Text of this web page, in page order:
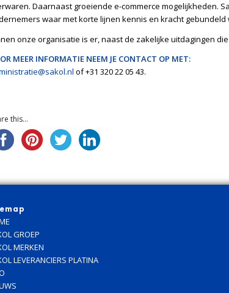
Daarnaast groeiende e-commerce mogelijkheden.
waar met korte lijnen kennis en kracht gebundeld
onze organisatie is er, naast de zakelijke uitdagingen
MEER INFORMATIE NEEM JE CONTACT OP MET:
of +31 320 22 05 43.
this...
GROEP
MERKEN
LEVERANCIERS PLATINA